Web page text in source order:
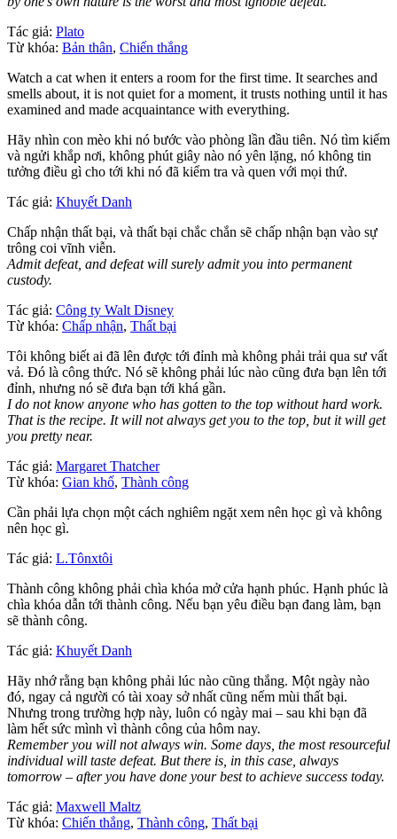
Tác giả: Plato
Từ khóa: Bản thân, Chiến thắng
Watch a cat when it enters a room for the first time. It searches and
smells about, it is not quiet for a moment, it trusts nothing until it has
examined and made acquaintance with everything.
Hãy nhìn con mèo khi nó bước vào phòng lần đầu tiên. Nó tìm kiếm
và ngửi khắp nơi, không phút giây nào nó yên lặng, nó không tin
tưởng điều gì cho tới khi nó đã kiểm tra và quen với mọi thứ.
Tác giả: Khuyết Danh
Chấp nhận thất bại, và thất bại chắc chắn sẽ chấp nhận bạn vào sự
trông coi vĩnh viễn.
Admit defeat, and defeat will surely admit you into permanent
custody.
Tác giả: Công ty Walt Disney
Từ khóa: Chấp nhận, Thất bại
Tôi không biết ai đã lên được tới đỉnh mà không phải trải qua sư vất
vả. Đó là công thức. Nó sẽ không phải lúc nào cũng đưa bạn lên tới
đỉnh, nhưng nó sẽ đưa bạn tới khá gần.
I do not know anyone who has gotten to the top without hard work.
That is the recipe. It will not always get you to the top, but it will get
you pretty near.
Tác giả: Margaret Thatcher
Từ khóa: Gian khổ, Thành công
Cần phải lựa chọn một cách nghiêm ngặt xem nên học gì và không
nên học gì.
Tác giả: L.Tônxtôi
Thành công không phải chìa khóa mở cửa hạnh phúc. Hạnh phúc là
chìa khóa dẫn tới thành công. Nếu bạn yêu điều bạn đang làm, bạn
sẽ thành công.
Tác giả: Khuyết Danh
Hãy nhớ rằng bạn không phải lúc nào cũng thắng. Một ngày nào
đó, ngay cả người có tài xoay sở nhất cũng nếm mùi thất bại.
Nhưng trong trường hợp này, luôn có ngày mai – sau khi bạn đã
làm hết sức mình vì thành công của hôm nay.
Remember you will not always win. Some days, the most resourceful
individual will taste defeat. But there is, in this case, always
tomorrow – after you have done your best to achieve success today.
Tác giả: Maxwell Maltz
Từ khóa: Chiến thắng, Thành công, Thất bại